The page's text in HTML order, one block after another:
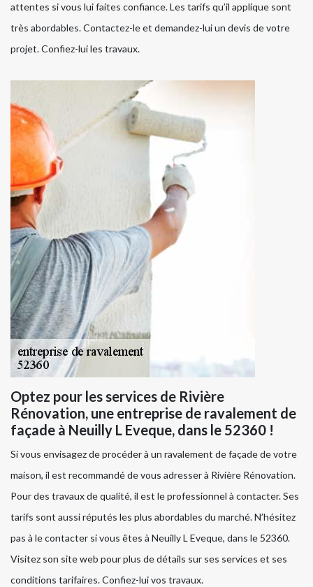
attentes si vous lui faites confiance. Les tarifs qu’il applique sont
très abordables. Contactez-le et demandez-lui un devis de votre
projet. Confiez-lui les travaux.
Optez pour les services de Rivière
Rénovation, une entreprise de ravalement de
façade à Neuilly L Eveque, dans le 52360 !
Si vous envisagez de procéder à un ravalement de façade de votre
maison, il est recommandé de vous adresser à Rivière Rénovation.
Pour des travaux de qualité, il est le professionnel à contacter. Ses
tarifs sont aussi réputés les plus abordables du marché. N’hésitez
pas à le contacter si vous êtes à Neuilly L Eveque, dans le 52360.
Visitez son site web pour plus de détails sur ses services et ses
conditions tarifaires. Confiez-lui vos travaux.